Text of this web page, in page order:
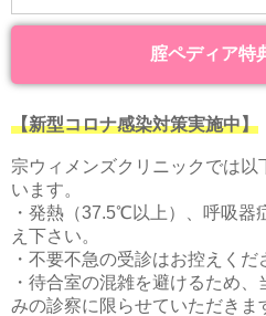
腟ペディア特
【新型コロナ感染対策実施中】
宗ウィメンズクリニックでは以
います。
・発熱（37.5℃以上）、呼吸器
え下さい。
・不要不急の受診はお控えくだ
・待合室の混雑を避けるため
みの診察に限らせていただきま